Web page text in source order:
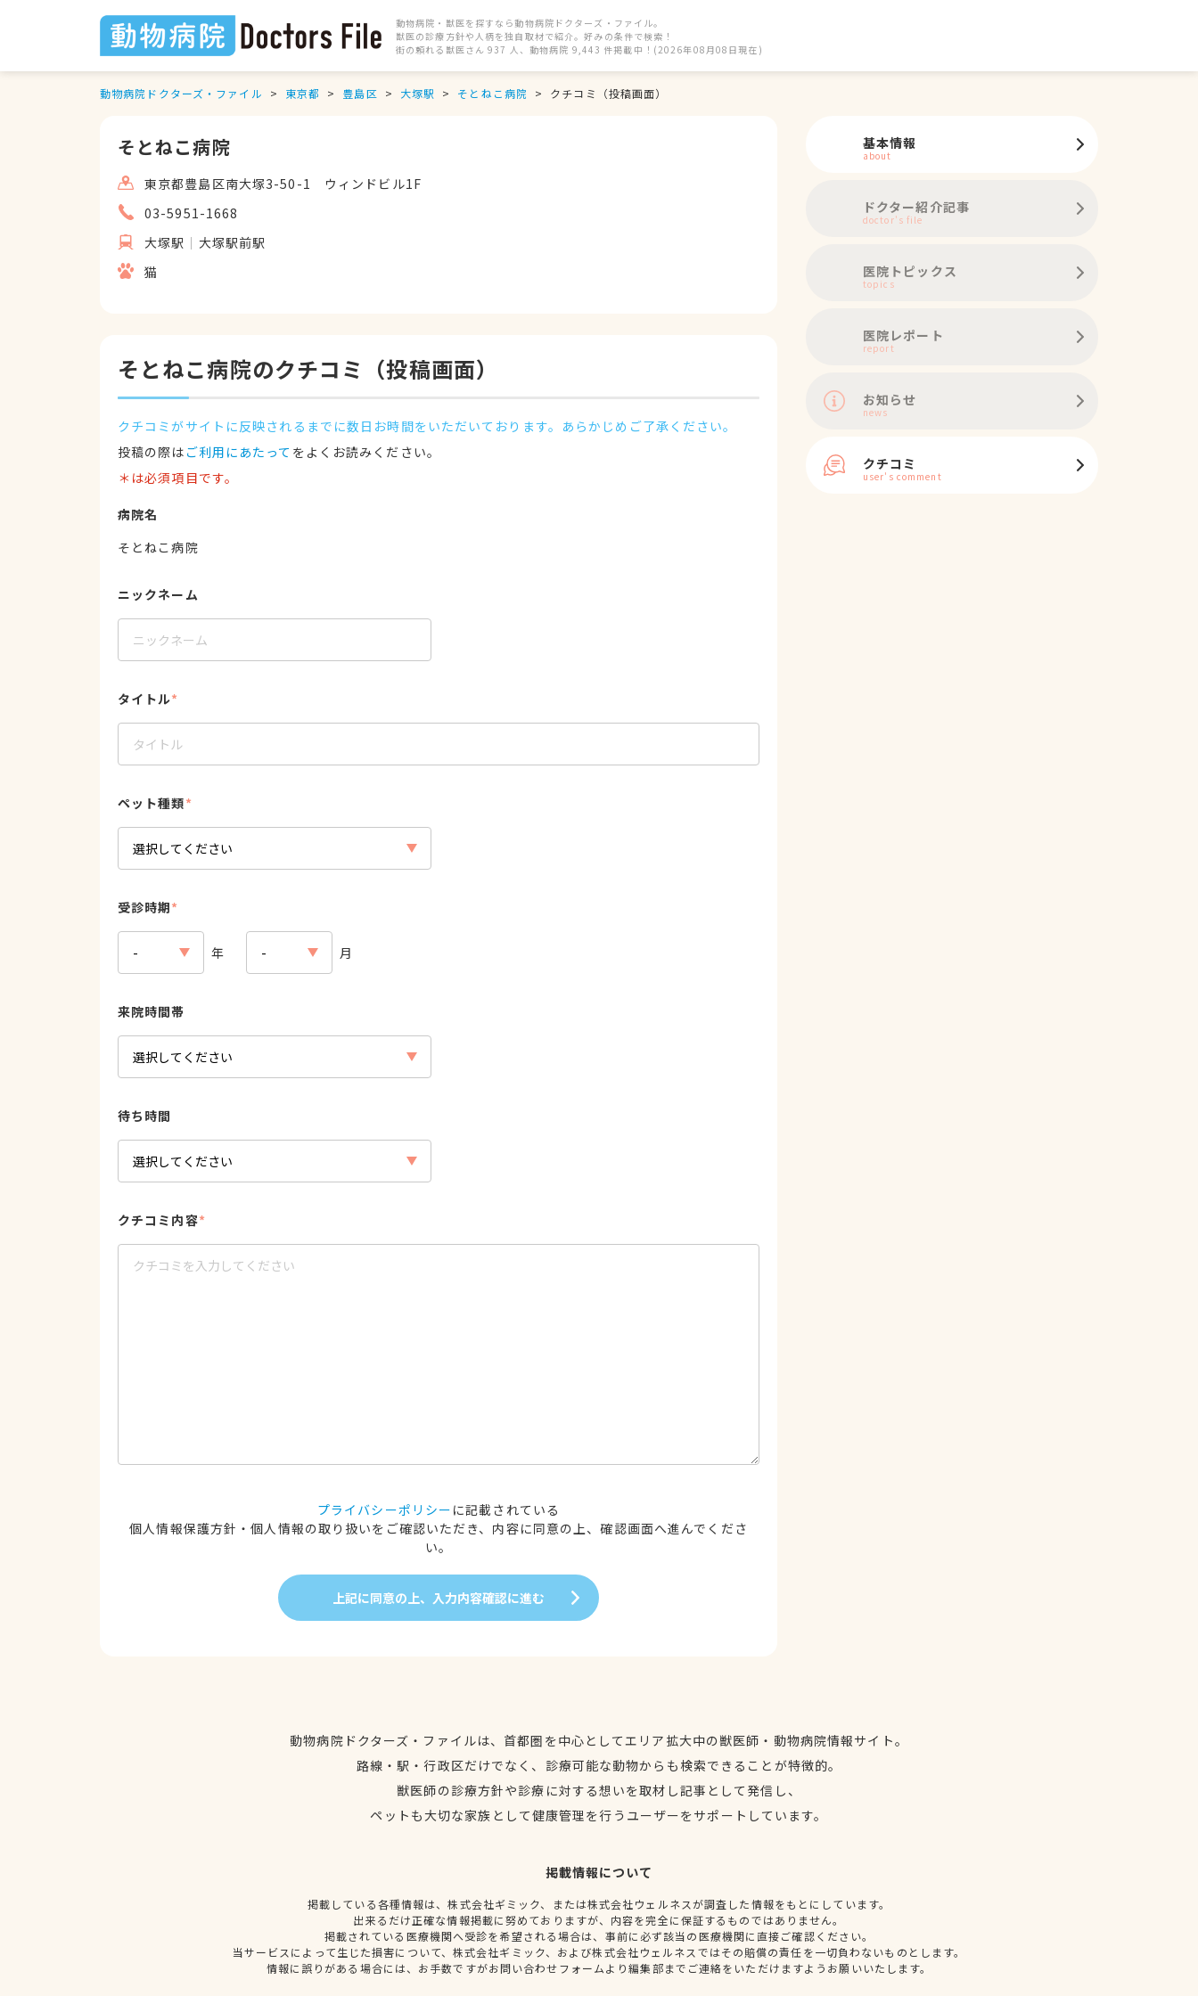
動物病院・獣医を探すなら動物病院ドクターズ・ファイル。
獣医の診療方針や人柄を独自取材で紹介。好みの条件で検索！
街の頼れる獣医さん 937 人、動物病院 9,443 件掲載中！(2026年08月08日現在)
動物病院ドクターズ・ファイル 東京都 豊島区 大塚駅 そとねこ病院 クチコミ（投稿画面）
そとねこ病院
東京都豊島区南大塚3-50-1 ウィンドビル1F
03-5951-1668
大塚駅
大塚駅前駅
猫
そとねこ病院のクチコミ（投稿画面）
クチコミがサイトに反映されるまでに数日お時間をいただいております。あらかじめご了承ください。
投稿の際は ご利用にあたって をよくお読みください。
＊は必須項目です。
病院名
そとねこ病院
ニックネーム
タイトル*
ペット種類*
受診時期*
年 月
来院時間帯
待ち時間
クチコミ内容*
プライバシーポリシー に記載されている
個人情報保護方針・個人情報の取り扱いをご確認いただき、内容に同意の上、確認画面へ進んでくださ
い。
上記に同意の上、入力内容確認に進む
基本情報
about
ドクター紹介記事
doctor's file
医院トピックス
topics
医院レポート
report
お知らせ
news
クチコミ
user's comment
動物病院ドクターズ・ファイルは、首都圏を中心としてエリア拡大中の獣医師・動物病院情報サイト。
路線・駅・行政区だけでなく、診療可能な動物からも検索できることが特徴的。
獣医師の診療方針や診療に対する想いを取材し記事として発信し、
ペットも大切な家族として健康管理を行うユーザーをサポートしています。
掲載情報について
掲載している各種情報は、株式会社ギミック、または株式会社ウェルネスが調査した情報をもとにしています。
出来るだけ正確な情報掲載に努めておりますが、内容を完全に保証するものではありません。
掲載されている医療機関へ受診を希望される場合は、事前に必ず該当の医療機関に直接ご確認ください。
当サービスによって生じた損害について、株式会社ギミック、および株式会社ウェルネスではその賠償の責任を一切負わないものとします。
情報に誤りがある場合には、お手数ですがお問い合わせフォームより編集部までご連絡をいただけますようお願いいたします。